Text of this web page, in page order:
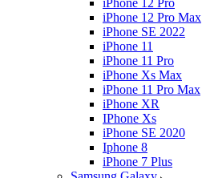
iPhone 12 Pro
iPhone 12 Pro Max
iPhone SE 2022
iPhone 11
iPhone 11 Pro
iPhone Xs Max
iPhone 11 Pro Max
iPhone XR
IPhone Xs
iPhone SE 2020
Iphone 8
iPhone 7 Plus